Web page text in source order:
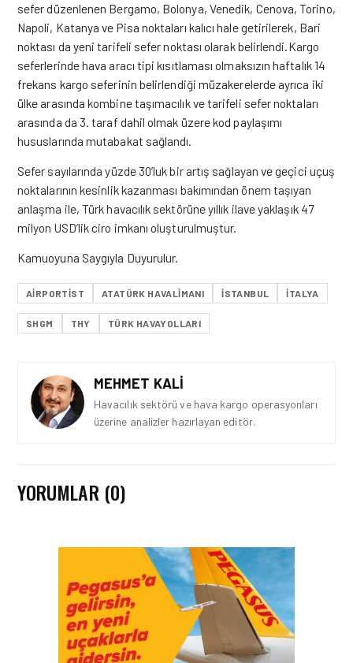
sefer düzenlenen Bergamo, Bolonya, Venedik, Cenova, Torino,
Napoli, Katanya ve Pisa noktaları kalıcı hale getirilerek, Bari
noktası da yeni tarifeli sefer noktası olarak belirlendi.Kargo
seferlerinde hava aracı tipi kısıtlaması olmaksızın haftalık 14
frekans kargo seferinin belirlendiği müzakerelerde ayrıca iki
ülke arasında kombine taşımacılık ve tarifeli sefer noktaları
arasında da 3. taraf dahil olmak üzere kod paylaşımı
hususlarında mutabakat sağlandı.
Sefer sayılarında yüzde 30’luk bir artış sağlayan ve geçici uçuş
noktalarının kesinlik kazanması bakımından önem taşıyan
anlaşma ile, Türk havacılık sektörüne yıllık ilave yaklaşık 47
milyon USD’lik ciro imkanı oluşturulmuştur.
Kamuoyuna Saygıyla Duyurulur.
AIRPORTIST ATATÜRK HAVALIMANI ISTANBUL ITALYA
SHGM THY TÜRK HAVAYOLLARI
MEHMET KALI
Havacılık sektörü ve hava kargo operasyonları
üzerine analizler hazırlayan editör.
YORUMLAR (0)
GÜNCEL HABERLER • 22 TEM 2026
OKYANUSU KÜREK
ÇEKEREK AŞACAK İLK
TÜRK TAKIMINA GURUR
DOLU DESTEK!